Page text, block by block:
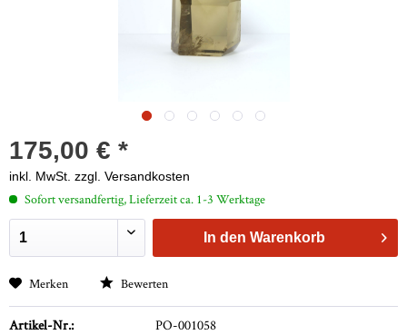
175,00 € *
inkl. MwSt. zzgl. Versandkosten
Sofort versandfertig, Lieferzeit ca. 1-3 Werktage
In den Warenkorb
Merken Bewerten
Artikel-Nr.: PO-001058